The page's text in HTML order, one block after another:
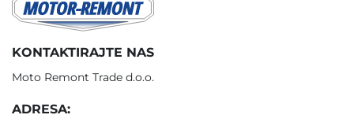
KONTAKTIRAJTE NAS
Moto Remont Trade d.o.o.
ADRESA: